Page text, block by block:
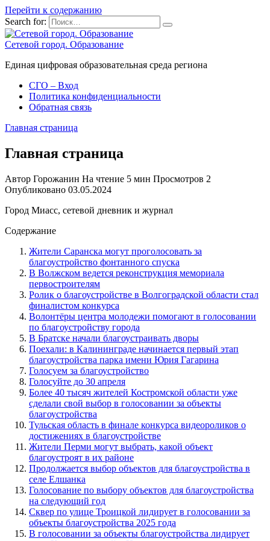
Перейти к содержанию
Search for:
Сетевой город. Образование
Единая цифровая образовательная среда региона
СГО – Вход
Политика конфиденциальности
Обратная связь
Главная страница
Главная страница
Автор Горожанин На чтение 5 мин Просмотров 2
Опубликовано 03.05.2024
Город Миасс, сетевой дневник и журнал
Содержание
Жители Саранска могут проголосовать за
благоустройство фонтанного спуска
В Волжском ведется реконструкция мемориала
первостроителям
Ролик о благоустройстве в Волгоградской области стал
финалистом конкурса
Волонтёры центра молодежи помогают в голосовании
по благоустройству города
В Братске начали благоустраивать дворы
Поехали: в Калининграде начинается первый этап
благоустройства парка имени Юрия Гагарина
Голосуем за благоустройство
Голосуйте до 30 апреля
Более 40 тысяч жителей Костромской области уже
сделали свой выбор в голосовании за объекты
благоустройства
Тульская область в финале конкурса видеороликов о
достижениях в благоустройстве
Жители Перми могут выбрать, какой объект
благоустроят в их районе
Продолжается выбор объектов для благоустройства в
селе Елшанка
Голосование по выбору объектов для благоустройства
на следующий год
Сквер по улице Троицкой лидирует в голосовании за
объекты благоустройства 2025 года
В голосовании за объекты благоустройства лидирует